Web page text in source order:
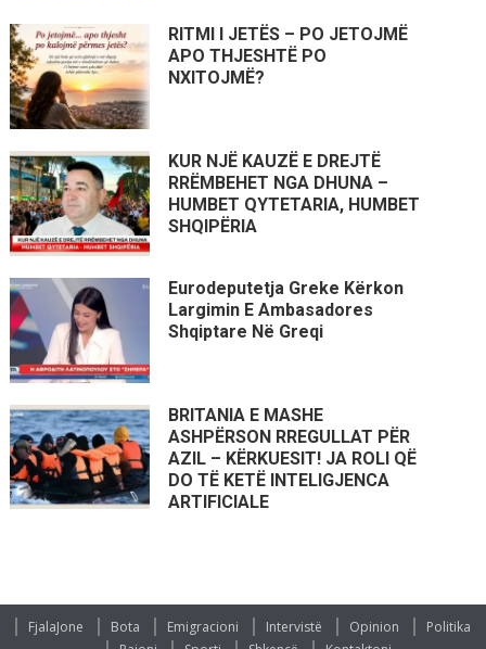
RITMI I JETËS – PO JETOJMË
APO THJESHTË PO
NXITOJMË?
KUR NJË KAUZË E DREJTË
RRËMBEHET NGA DHUNA –
HUMBET QYTETARIA, HUMBET
SHQIPËRIA
Eurodeputetja Greke Kërkon
Largimin E Ambasadores
Shqiptare Në Greqi
BRITANIA E MASHE
ASHPËRSON RREGULLAT PËR
AZIL – KËRKUESIT! JA ROLI QË
DO TË KETË INTELIGJENCA
ARTIFICIALE
FjalaJone Bota Emigracioni Intervistë Opinion
Politika